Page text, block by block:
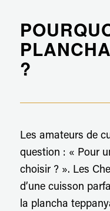
?
Les amateurs de
question : « Pour
choisir ? ». Les
d’une cuisson
la plancha